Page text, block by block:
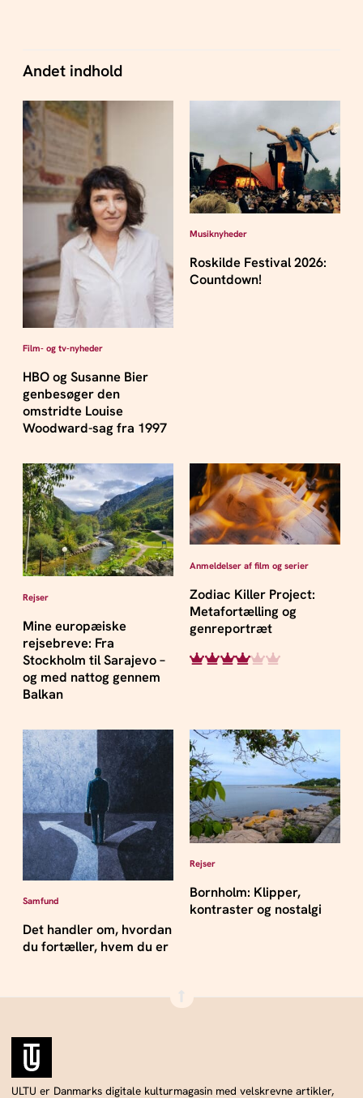
Andet indhold
Film- og tv-nyheder
HBO og Susanne Bier
genbesøger den
omstridte Louise
Woodward-sag fra 1997
Musiknyheder
Roskilde Festival 2026:
Countdown!
Rejser
Mine europæiske
rejsebreve: Fra
Stockholm til Sarajevo –
og med nattog gennem
Balkan
Anmeldelser af film og serier
Zodiac Killer Project:
Metafortælling og
genreportræt
Samfund
Det handler om, hvordan
du fortæller, hvem du er
Rejser
Bornholm: Klipper,
kontraster og nostalgi
ULTU er Danmarks digitale kulturmagasin med velskrevne artikler,